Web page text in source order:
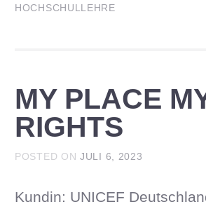
HOCHSCHULLEHRE
MY PLACE
RIGHTS
POSTED ONJULI 6, 2023
Kundin: UNICEF